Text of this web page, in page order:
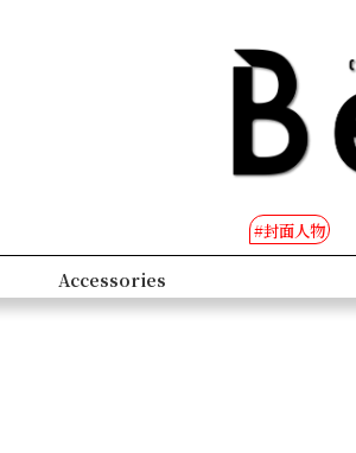
#封面人物
Accessories